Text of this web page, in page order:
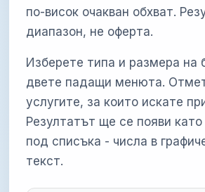
по-висок очакван обхват.
диапазон, не оферта.
Изберете типа и размера на
двете падащи менюта.
услугите, за които искате
Резултатът ще се появи
под списъка - числа в
текст.